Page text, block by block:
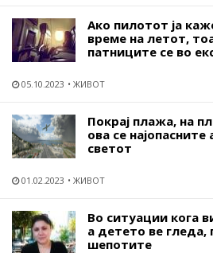
Ако пилотот ја
време на летот,
патниците се во
05.10.2023 ЖИВОТ
Покрај плажа, на
ова се
светот
01.02.2023 ЖИВОТ
Во ситуации кога
а детето ве гледа,
шепотите